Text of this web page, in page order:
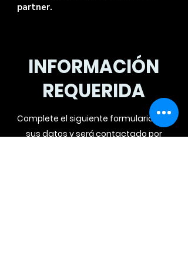
partner.
INFORMACIÓN
REQUERIDA
Complete el siguiente formulario con
sus datos y será contactado por